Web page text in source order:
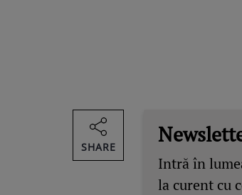
Intră în
la curent cu
SHARE